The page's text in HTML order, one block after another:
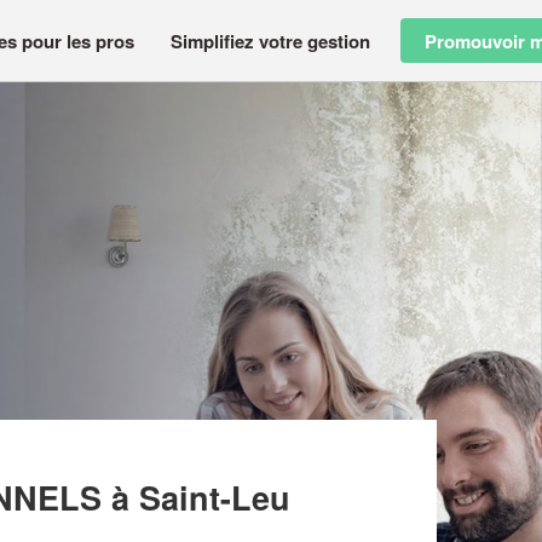
pour les pros Simplifiez votre gestion Promouvoir
à Saint-Leu